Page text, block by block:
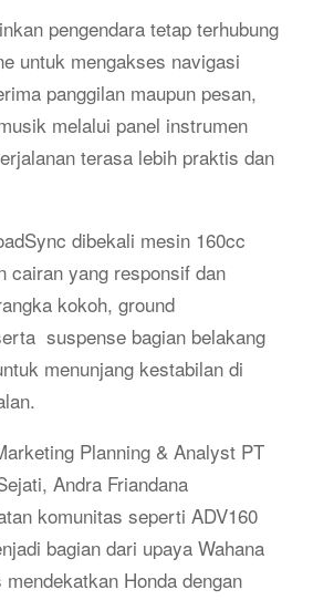
pengendara tetap terhubung
untuk mengakses navigasi
panggilan maupun pesan,
melalui panel instrumen
terasa lebih praktis dan
dibekali mesin 160cc
cairan yang responsif dan
kokoh, ground
suspense bagian belakang
menunjang kestabilan di
Planning & Analyst PT
Andra Friandana
komunitas seperti ADV160
bagian dari upaya Wahana
Honda dengan